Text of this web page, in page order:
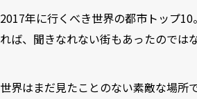
2017年に行くべき世界の都市トップ
れば、聞きなれない街もあったのでは
世界はまだ見たことのない素敵な場所